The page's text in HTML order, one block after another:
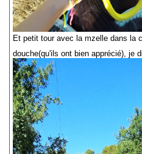
Et petit tour avec la mzelle dans la
douche(qu'ils ont bien apprécié), je